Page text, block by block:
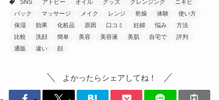
SNS アトピー オイル グッズ クレンジング
ニキビ
パック
マッサージ メイク レンジ 乾燥 体験
使い方
保湿
効果 化粧品 原因 口コミ 妊婦 悩み
方法
比較
洗顔 簡単 美容 美容液 美肌 自宅で
評判
通販
違い 顔
よかったらシェアしてね！